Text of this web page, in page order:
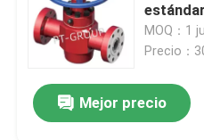
MOQ：1
Precio：
Mejor precio